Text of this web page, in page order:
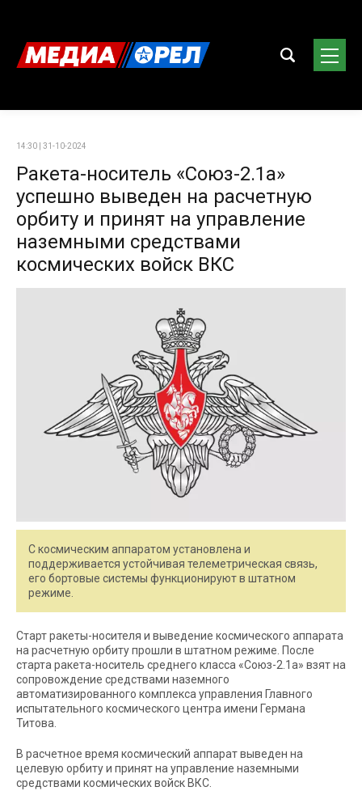
14:30 | 31-10-2024
Ракета-носитель «Союз-2.1а»
успешно выведен на расчетную
орбиту и принят на управление
наземными средствами
космических войск ВКС
С космическим аппаратом установлена и
поддерживается устойчивая телеметрическая связь,
его бортовые системы функционируют в штатном
режиме.
Старт ракеты-носителя и выведение космического аппарата
на расчетную орбиту прошли в штатном режиме. После
старта ракета-носитель среднего класса «Союз-2.1а» взят на
сопровождение средствами наземного
автоматизированного комплекса управления Главного
испытательного космического центра имени Германа
Титова.
В расчетное время космический аппарат выведен на
целевую орбиту и принят на управление наземными
средствами космических войск ВКС.